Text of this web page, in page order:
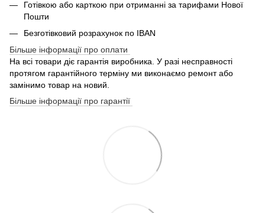
Готівкою або карткою при отриманні за тарифами Нової
Пошти
Безготівковий розрахунок по IBAN
Більше інформації про оплати
На всі товари діє гарантія виробника. У разі несправності
протягом гарантійного терміну ми виконаємо ремонт або
замінимо товар на новий.
Більше інформації про гарантії